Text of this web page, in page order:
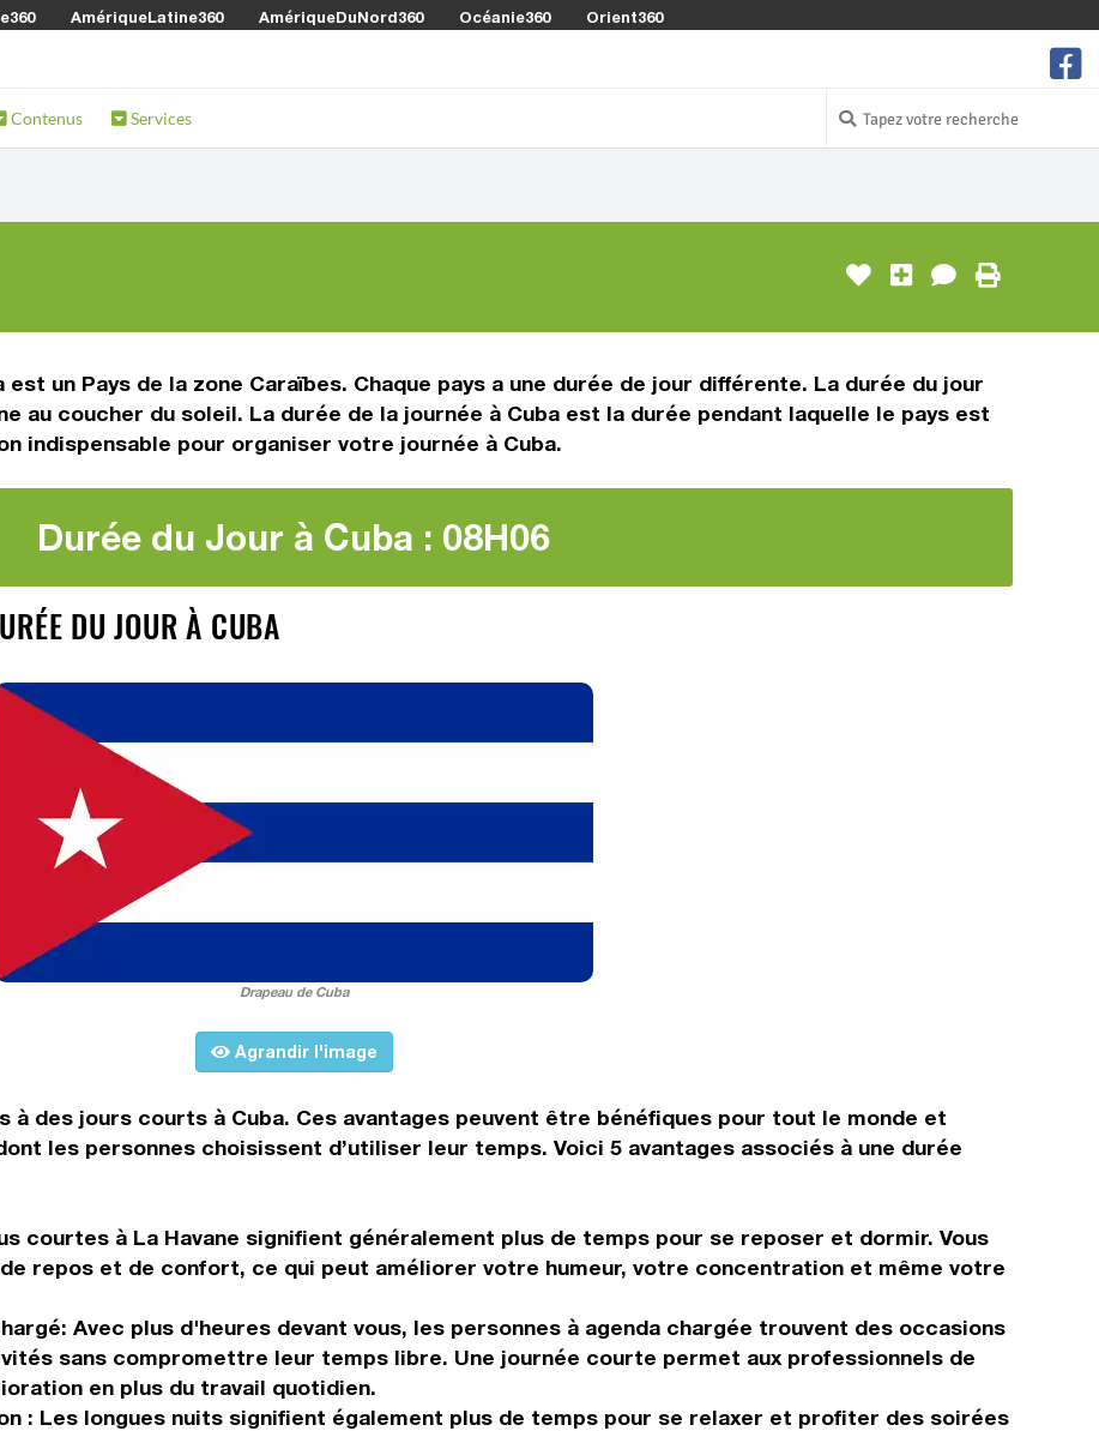
AmériqueLatine360 AmériqueDuNord360 Océanie360 Orient360
Contenus Services
un Pays de la zone Caraïbes. Chaque pays a une durée de jour différente. La durée du jour
au coucher du soleil. La durée de la journée à Cuba est la durée pendant laquelle le pays est
indispensable pour organiser votre journée à Cuba.
Durée du Jour à Cuba : 08H06
DU JOUR À CUBA
Drapeau de Cuba
Agrandir l'image
à des jours courts à Cuba. Ces avantages peuvent être bénéfiques pour tout le monde et
les personnes choisissent d’utiliser leur temps. Voici 5 avantages associés à une durée
courtes à La Havane signifient généralement plus de temps pour se reposer et dormir. Vous
repos et de confort, ce qui peut améliorer votre humeur, votre concentration et même votre
Avec plus d'heures devant vous, les personnes à agenda chargée trouvent des occasions
sans compromettre leur temps libre. Une journée courte permet aux professionnels de
en plus du travail quotidien.
: Les longues nuits signifient également plus de temps pour se relaxer et profiter des soirées